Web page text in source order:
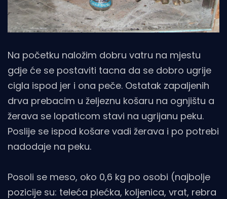
Na početku naložim dobru vatru na mjestu
gdje će se postaviti tacna da se dobro ugrije
cigla ispod jer i ona peče. Ostatak zapaljenih
drva prebacim u željeznu košaru na ognjištu a
žerava se lopaticom stavi na ugrijanu peku.
Poslije se ispod košare vadi žerava i po potrebi
nadodaje na peku.
Posoli se meso, oko 0,6 kg po osobi (najbolje
pozicije su: teleća plećka, koljenica, vrat, rebra